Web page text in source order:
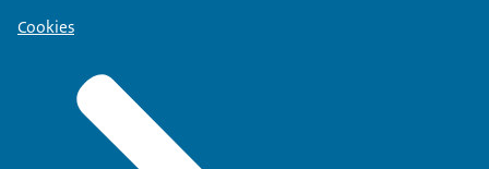
Cookies